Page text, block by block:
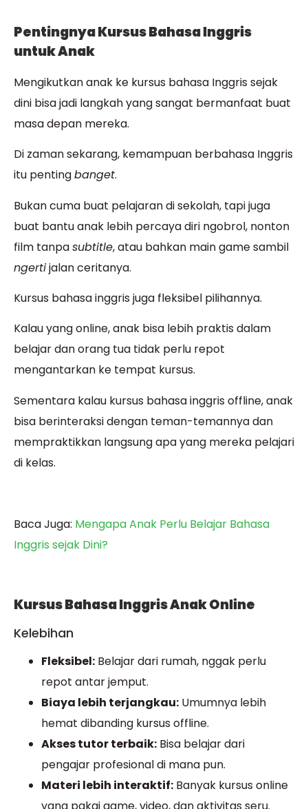
Pentingnya Kursus Bahasa Inggris
untuk Anak
Mengikutkan anak ke kursus bahasa Inggris sejak
dini bisa jadi langkah yang sangat bermanfaat buat
masa depan mereka.
Di zaman sekarang, kemampuan berbahasa Inggris
itu pentingbanget.
Bukan cuma buat pelajaran di sekolah, tapi juga
buat bantu anak lebih percaya diri ngobrol, nonton
film tanpasubtitle, atau bahkan main game sambil
ngertijalan ceritanya.
Kursus bahasa inggris juga fleksibel pilihannya.
Kalau yang online, anak bisa lebih praktis dalam
belajar dan orang tua tidak perlu repot
mengantarkan ke tempat kursus.
Sementara kalau kursus bahasa inggris offline, anak
bisa berinteraksi dengan teman-temannya dan
mempraktikkan langsung apa yang mereka pelajari
di kelas.
Baca Juga: Mengapa Anak Perlu Belajar Bahasa
Inggris sejak Dini?
Kursus Bahasa Inggris Anak Online
Kelebihan
Fleksibel: Belajar dari rumah, nggak perlu
repot antar jemput.
Biaya lebih terjangkau: Umumnya lebih
hemat dibanding kursus offline.
Akses tutor terbaik: Bisa belajar dari
pengajar profesional di mana pun.
Materi lebih interaktif: Banyak kursus online